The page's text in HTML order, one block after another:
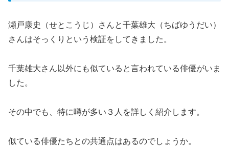
瀬戸康史（せとこうじ）さんと千葉雄大（ちばゆうだい）
さんはそっくりという検証をしてきました。
千葉雄大さん以外にも似ていると言われている俳優がいま
した。
その中でも、特に噂が多い３人を詳しく紹介します。
似ている俳優たちとの共通点はあるのでしょうか。